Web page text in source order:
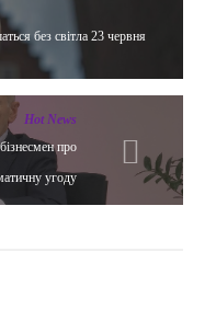
без світла 23 червня
Hot News
про
угоду